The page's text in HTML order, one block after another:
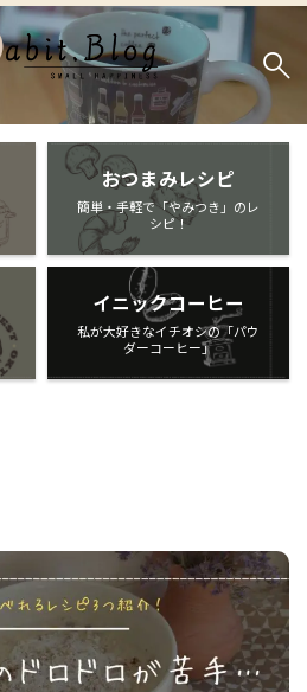
おつまみレシピ
簡単・手軽で「やみつき」のレ
シピ！
イニックコーヒー
私が大好きなイチオシの「パウ
ダーコーヒー」